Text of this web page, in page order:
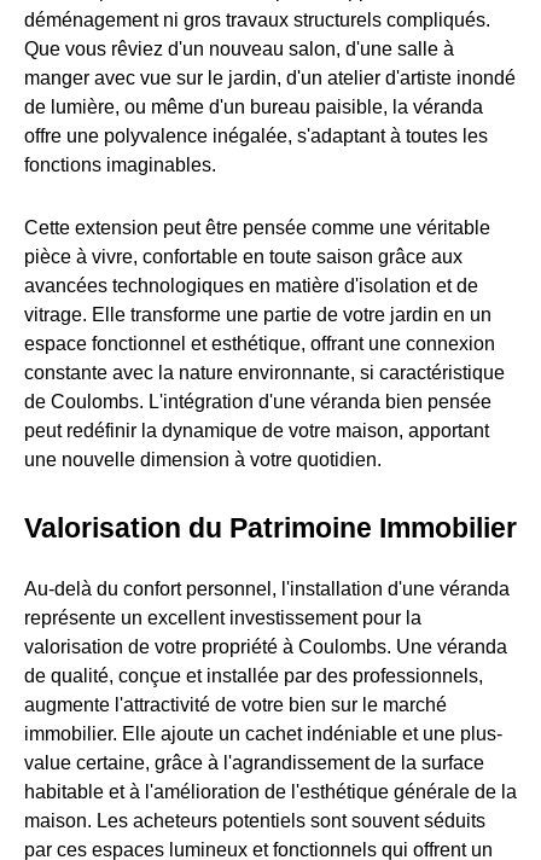
déménagement ni gros travaux structurels compliqués.
Que vous rêviez d'un nouveau salon, d'une salle à
manger avec vue sur le jardin, d'un atelier d'artiste inondé
de lumière, ou même d'un bureau paisible, la véranda
offre une polyvalence inégalée, s'adaptant à toutes les
fonctions imaginables.
Cette extension peut être pensée comme une véritable
pièce à vivre, confortable en toute saison grâce aux
avancées technologiques en matière d'isolation et de
vitrage. Elle transforme une partie de votre jardin en un
espace fonctionnel et esthétique, offrant une connexion
constante avec la nature environnante, si caractéristique
de Coulombs. L'intégration d'une véranda bien pensée
peut redéfinir la dynamique de votre maison, apportant
une nouvelle dimension à votre quotidien.
Valorisation du Patrimoine Immobilier
Au-delà du confort personnel, l'installation d'une véranda
représente un excellent investissement pour la
valorisation de votre propriété à Coulombs. Une véranda
de qualité, conçue et installée par des professionnels,
augmente l'attractivité de votre bien sur le marché
immobilier. Elle ajoute un cachet indéniable et une plus-
value certaine, grâce à l'agrandissement de la surface
habitable et à l'amélioration de l'esthétique générale de la
maison. Les acheteurs potentiels sont souvent séduits
par ces espaces lumineux et fonctionnels qui offrent un